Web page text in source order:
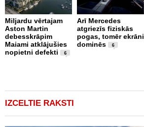
Miljardu vērtajam
Aston Martin
debesskrāpim
Maiami atklājušies
nopietni defekti
6
Arī Mercedes
atgriezīs fiziskās
pogas, tomēr ekrāni
dominēs
6
IZCELTIE RAKSTI